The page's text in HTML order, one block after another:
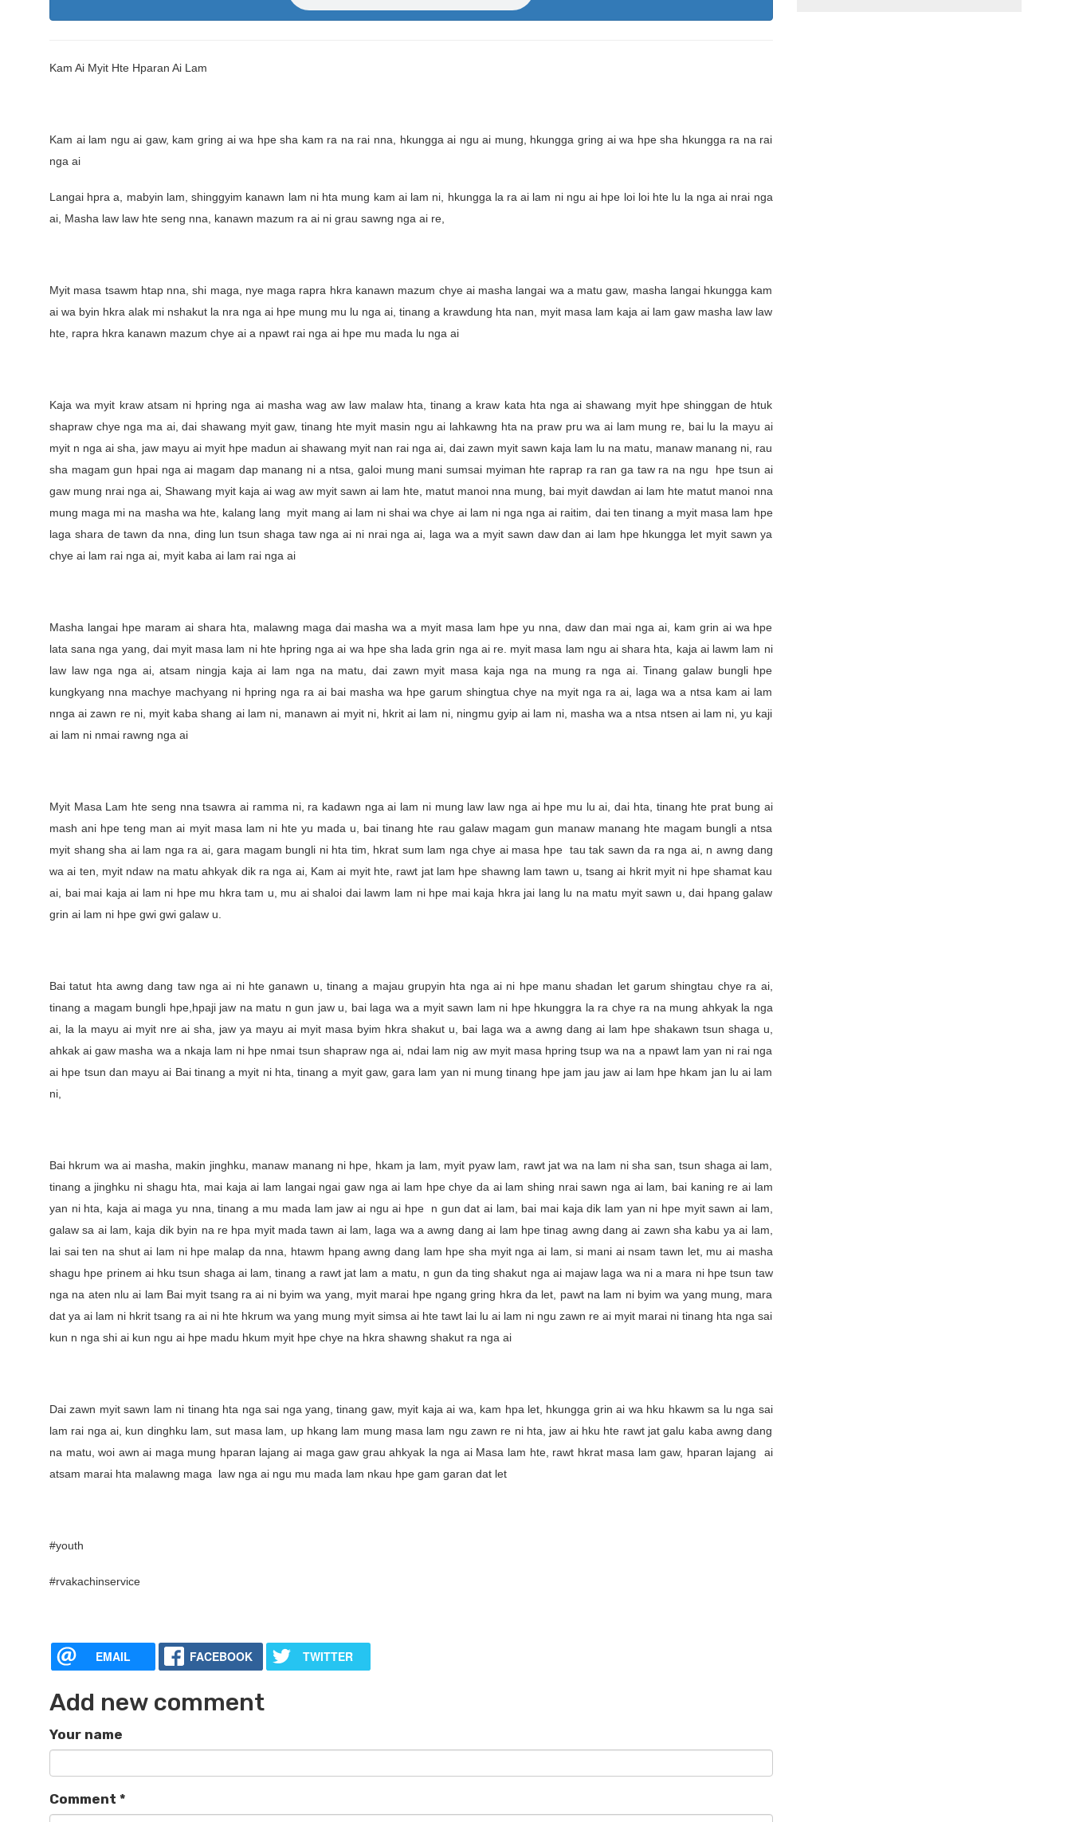
Kam Ai Myit Hte Hparan Ai Lam
Kam ai lam ngu ai gaw, kam gring ai wa hpe sha kam ra na rai nna, hkungga ai ngu ai mung, hkungga gring ai wa hpe sha hkungga ra na rai
nga ai
Langai hpra a, mabyin lam, shinggyim kanawn lam ni hta mung kam ai lam ni, hkungga la ra ai lam ni ngu ai hpe loi loi hte lu la nga ai nrai nga
ai, Masha law law hte seng nna, kanawn mazum ra ai ni grau sawng nga ai re,
Myit masa tsawm htap nna, shi maga, nye maga rapra hkra kanawn mazum chye ai masha langai wa a matu gaw, masha langai hkungga kam
ai wa byin hkra alak mi nshakut la nra nga ai hpe mung mu lu nga ai, tinang a krawdung hta nan, myit masa lam kaja ai lam gaw masha law law
hte, rapra hkra kanawn mazum chye ai a npawt rai nga ai hpe mu mada lu nga ai
Kaja wa myit kraw atsam ni hpring nga ai masha wag aw law malaw hta, tinang a kraw kata hta nga ai shawang myit hpe shinggan de htuk
shapraw chye nga ma ai, dai shawang myit gaw, tinang hte myit masin ngu ai lahkawng hta na praw pru wa ai lam mung re, bai lu la mayu ai
myit n nga ai sha, jaw mayu ai myit hpe madun ai shawang myit nan rai nga ai, dai zawn myit sawn kaja lam lu na matu, manaw manang ni, rau
sha magam gun hpai nga ai magam dap manang ni a ntsa, galoi mung mani sumsai myiman hte raprap ra ran ga taw ra na ngu hpe tsun ai
gaw mung nrai nga ai, Shawang myit kaja ai wag aw myit sawn ai lam hte, matut manoi nna mung, bai myit dawdan ai lam hte matut manoi nna
mung maga mi na masha wa hte, kalang lang myit mang ai lam ni shai wa chye ai lam ni nga nga ai raitim, dai ten tinang a myit masa lam hpe
laga shara de tawn da nna, ding lun tsun shaga taw nga ai ni nrai nga ai, laga wa a myit sawn daw dan ai lam hpe hkungga let myit sawn ya
chye ai lam rai nga ai, myit kaba ai lam rai nga ai
Masha langai hpe maram ai shara hta, malawng maga dai masha wa a myit masa lam hpe yu nna, daw dan mai nga ai, kam grin ai wa hpe
lata sana nga yang, dai myit masa lam ni hte hpring nga ai wa hpe sha lada grin nga ai re. myit masa lam ngu ai shara hta, kaja ai lawm lam ni
law law nga nga ai, atsam ningja kaja ai lam nga na matu, dai zawn myit masa kaja nga na mung ra nga ai. Tinang galaw bungli hpe
kungkyang nna machye machyang ni hpring nga ra ai bai masha wa hpe garum shingtua chye na myit nga ra ai, laga wa a ntsa kam ai lam
nnga ai zawn re ni, myit kaba shang ai lam ni, manawn ai myit ni, hkrit ai lam ni, ningmu gyip ai lam ni, masha wa a ntsa ntsen ai lam ni, yu kaji
ai lam ni nmai rawng nga ai
Myit Masa Lam hte seng nna tsawra ai ramma ni, ra kadawn nga ai lam ni mung law law nga ai hpe mu lu ai, dai hta, tinang hte prat bung ai
mash ani hpe teng man ai myit masa lam ni hte yu mada u, bai tinang hte rau galaw magam gun manaw manang hte magam bungli a ntsa
myit shang sha ai lam nga ra ai, gara magam bungli ni hta tim, hkrat sum lam nga chye ai masa hpe tau tak sawn da ra nga ai, n awng dang
wa ai ten, myit ndaw na matu ahkyak dik ra nga ai, Kam ai myit hte, rawt jat lam hpe shawng lam tawn u, tsang ai hkrit myit ni hpe shamat kau
ai, bai mai kaja ai lam ni hpe mu hkra tam u, mu ai shaloi dai lawm lam ni hpe mai kaja hkra jai lang lu na matu myit sawn u, dai hpang galaw
grin ai lam ni hpe gwi gwi galaw u.
Bai tatut hta awng dang taw nga ai ni hte ganawn u, tinang a majau grupyin hta nga ai ni hpe manu shadan let garum shingtau chye ra ai,
tinang a magam bungli hpe,hpaji jaw na matu n gun jaw u, bai laga wa a myit sawn lam ni hpe hkunggra la ra chye ra na mung ahkyak la nga
ai, la la mayu ai myit nre ai sha, jaw ya mayu ai myit masa byim hkra shakut u, bai laga wa a awng dang ai lam hpe shakawn tsun shaga u,
ahkak ai gaw masha wa a nkaja lam ni hpe nmai tsun shapraw nga ai, ndai lam nig aw myit masa hpring tsup wa na a npawt lam yan ni rai nga
ai hpe tsun dan mayu ai Bai tinang a myit ni hta, tinang a myit gaw, gara lam yan ni mung tinang hpe jam jau jaw ai lam hpe hkam jan lu ai lam
ni,
Bai hkrum wa ai masha, makin jinghku, manaw manang ni hpe, hkam ja lam, myit pyaw lam, rawt jat wa na lam ni sha san, tsun shaga ai lam,
tinang a jinghku ni shagu hta, mai kaja ai lam langai ngai gaw nga ai lam hpe chye da ai lam shing nrai sawn nga ai lam, bai kaning re ai lam
yan ni hta, kaja ai maga yu nna, tinang a mu mada lam jaw ai ngu ai hpe n gun dat ai lam, bai mai kaja dik lam yan ni hpe myit sawn ai lam,
galaw sa ai lam, kaja dik byin na re hpa myit mada tawn ai lam, laga wa a awng dang ai lam hpe tinag awng dang ai zawn sha kabu ya ai lam,
lai sai ten na shut ai lam ni hpe malap da nna, htawm hpang awng dang lam hpe sha myit nga ai lam, si mani ai nsam tawn let, mu ai masha
shagu hpe prinem ai hku tsun shaga ai lam, tinang a rawt jat lam a matu, n gun da ting shakut nga ai majaw laga wa ni a mara ni hpe tsun taw
nga na aten nlu ai lam Bai myit tsang ra ai ni byim wa yang, myit marai hpe ngang gring hkra da let, pawt na lam ni byim wa yang mung, mara
dat ya ai lam ni hkrit tsang ra ai ni hte hkrum wa yang mung myit simsa ai hte tawt lai lu ai lam ni ngu zawn re ai myit marai ni tinang hta nga sai
kun n nga shi ai kun ngu ai hpe madu hkum myit hpe chye na hkra shawng shakut ra nga ai
Dai zawn myit sawn lam ni tinang hta nga sai nga yang, tinang gaw, myit kaja ai wa, kam hpa let, hkungga grin ai wa hku hkawm sa lu nga sai
lam rai nga ai, kun dinghku lam, sut masa lam, up hkang lam mung masa lam ngu zawn re ni hta, jaw ai hku hte rawt jat galu kaba awng dang
na matu, woi awn ai maga mung hparan lajang ai maga gaw grau ahkyak la nga ai Masa lam hte, rawt hkrat masa lam gaw, hparan lajang ai
atsam marai hta malawng maga law nga ai ngu mu mada lam nkau hpe gam garan dat let
#youth
#rvakachinservice
EMAIL FACEBOOK TWITTER
Add new comment
Your name
Comment *